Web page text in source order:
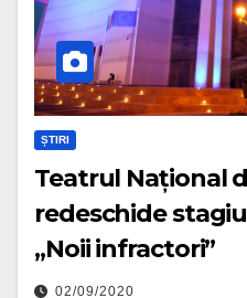
ȘTIRI
Teatrul Național
redeschide
„Noii infractori”
02/09/2020